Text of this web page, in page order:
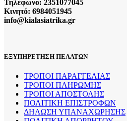
Τηλέφωνο: 2351077045
Κινητό: 6984051945
info@kialasiatrika.gr
ΕΞΥΠΗΡΕΤΗΣΗ ΠΕΛΑΤΩΝ
ΤΡΟΠΟΙ ΠΑΡΑΓΓΕΛΙΑΣ
ΤΡΟΠΟΙ ΠΛΗΡΩΜΗΣ
ΤΡΟΠΟΙ ΑΠΟΣΤΟΛΗΣ
ΠΟΛΙΤΙΚΗ ΕΠΙΣΤΡΟΦΩΝ
ΔΗΛΩΣΗ ΥΠΑΝΑΧΩΡΗΣΗΣ